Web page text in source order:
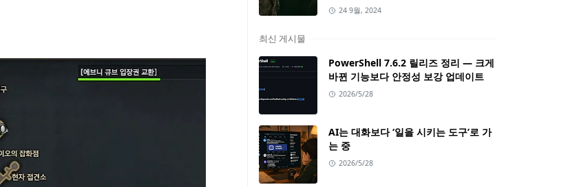
24 9월, 2024
최신 게시물
PowerShell 7.6.2 릴리즈 정리 — 크게
바뀐 기능보다 안정성 보강 업데이트
2026/5/28
AI는 대화보다 ‘일을 시키는 도구’로 가
는 중
2026/5/28